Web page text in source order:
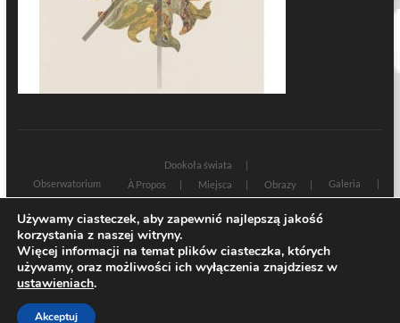
Dookoła świata
Obserwatorium
À Propos Miejsca Obrazy
Galeria
Sacrum profanum
Zamyślenia
Teksty
Znaki czasu
Rozmowy
| Designed by:Theme Freesia
Używamy ciasteczek, aby zapewnić najlepszą jakość
korzystania z naszej witryny.
Więcej informacji na temat plików ciasteczka, których
używamy, oraz możliwości ich wyłączenia znajdziesz w
ustawieniach.
Akceptuj